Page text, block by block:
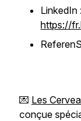
LinkedIn :
https://
💌 Les
conçue